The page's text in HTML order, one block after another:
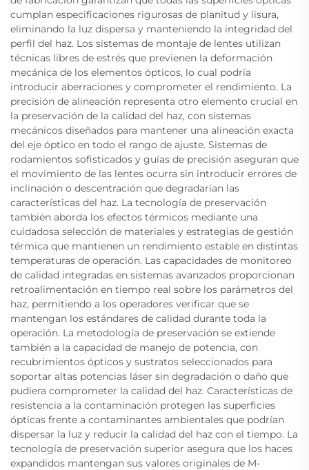
cumplan especificaciones rigurosas de planitud y lisura,
eliminando la luz dispersa y manteniendo la integridad del
perfil del haz. Los sistemas de montaje de lentes utilizan
técnicas libres de estrés que previenen la deformación
mecánica de los elementos ópticos, lo cual podría
introducir aberraciones y comprometer el rendimiento. La
precisión de alineación representa otro elemento crucial en
la preservación de la calidad del haz, con sistemas
mecánicos diseñados para mantener una alineación exacta
del eje óptico en todo el rango de ajuste. Sistemas de
rodamientos sofisticados y guías de precisión aseguran que
el movimiento de las lentes ocurra sin introducir errores de
inclinación o descentración que degradarían las
características del haz. La tecnología de preservación
también aborda los efectos térmicos mediante una
cuidadosa selección de materiales y estrategias de gestión
térmica que mantienen un rendimiento estable en distintas
temperaturas de operación. Las capacidades de monitoreo
de calidad integradas en sistemas avanzados proporcionan
retroalimentación en tiempo real sobre los parámetros del
haz, permitiendo a los operadores verificar que se
mantengan los estándares de calidad durante toda la
operación. La metodología de preservación se extiende
también a la capacidad de manejo de potencia, con
recubrimientos ópticos y sustratos seleccionados para
soportar altas potencias láser sin degradación o daño que
pudiera comprometer la calidad del haz. Características de
resistencia a la contaminación protegen las superficies
ópticas frente a contaminantes ambientales que podrían
dispersar la luz y reducir la calidad del haz con el tiempo. La
tecnología de preservación superior asegura que los haces
expandidos mantengan sus valores originales de M-